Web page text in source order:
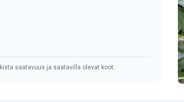
saatavuus ja saatavilla olevat koot.